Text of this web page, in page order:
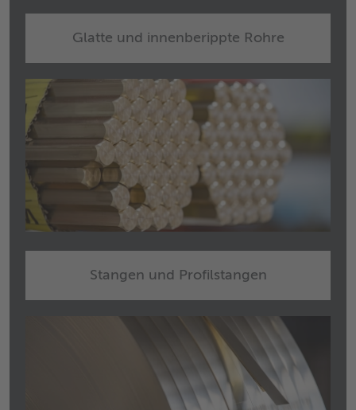
Glatte und innenberippte Rohre
Stangen und Profilstangen